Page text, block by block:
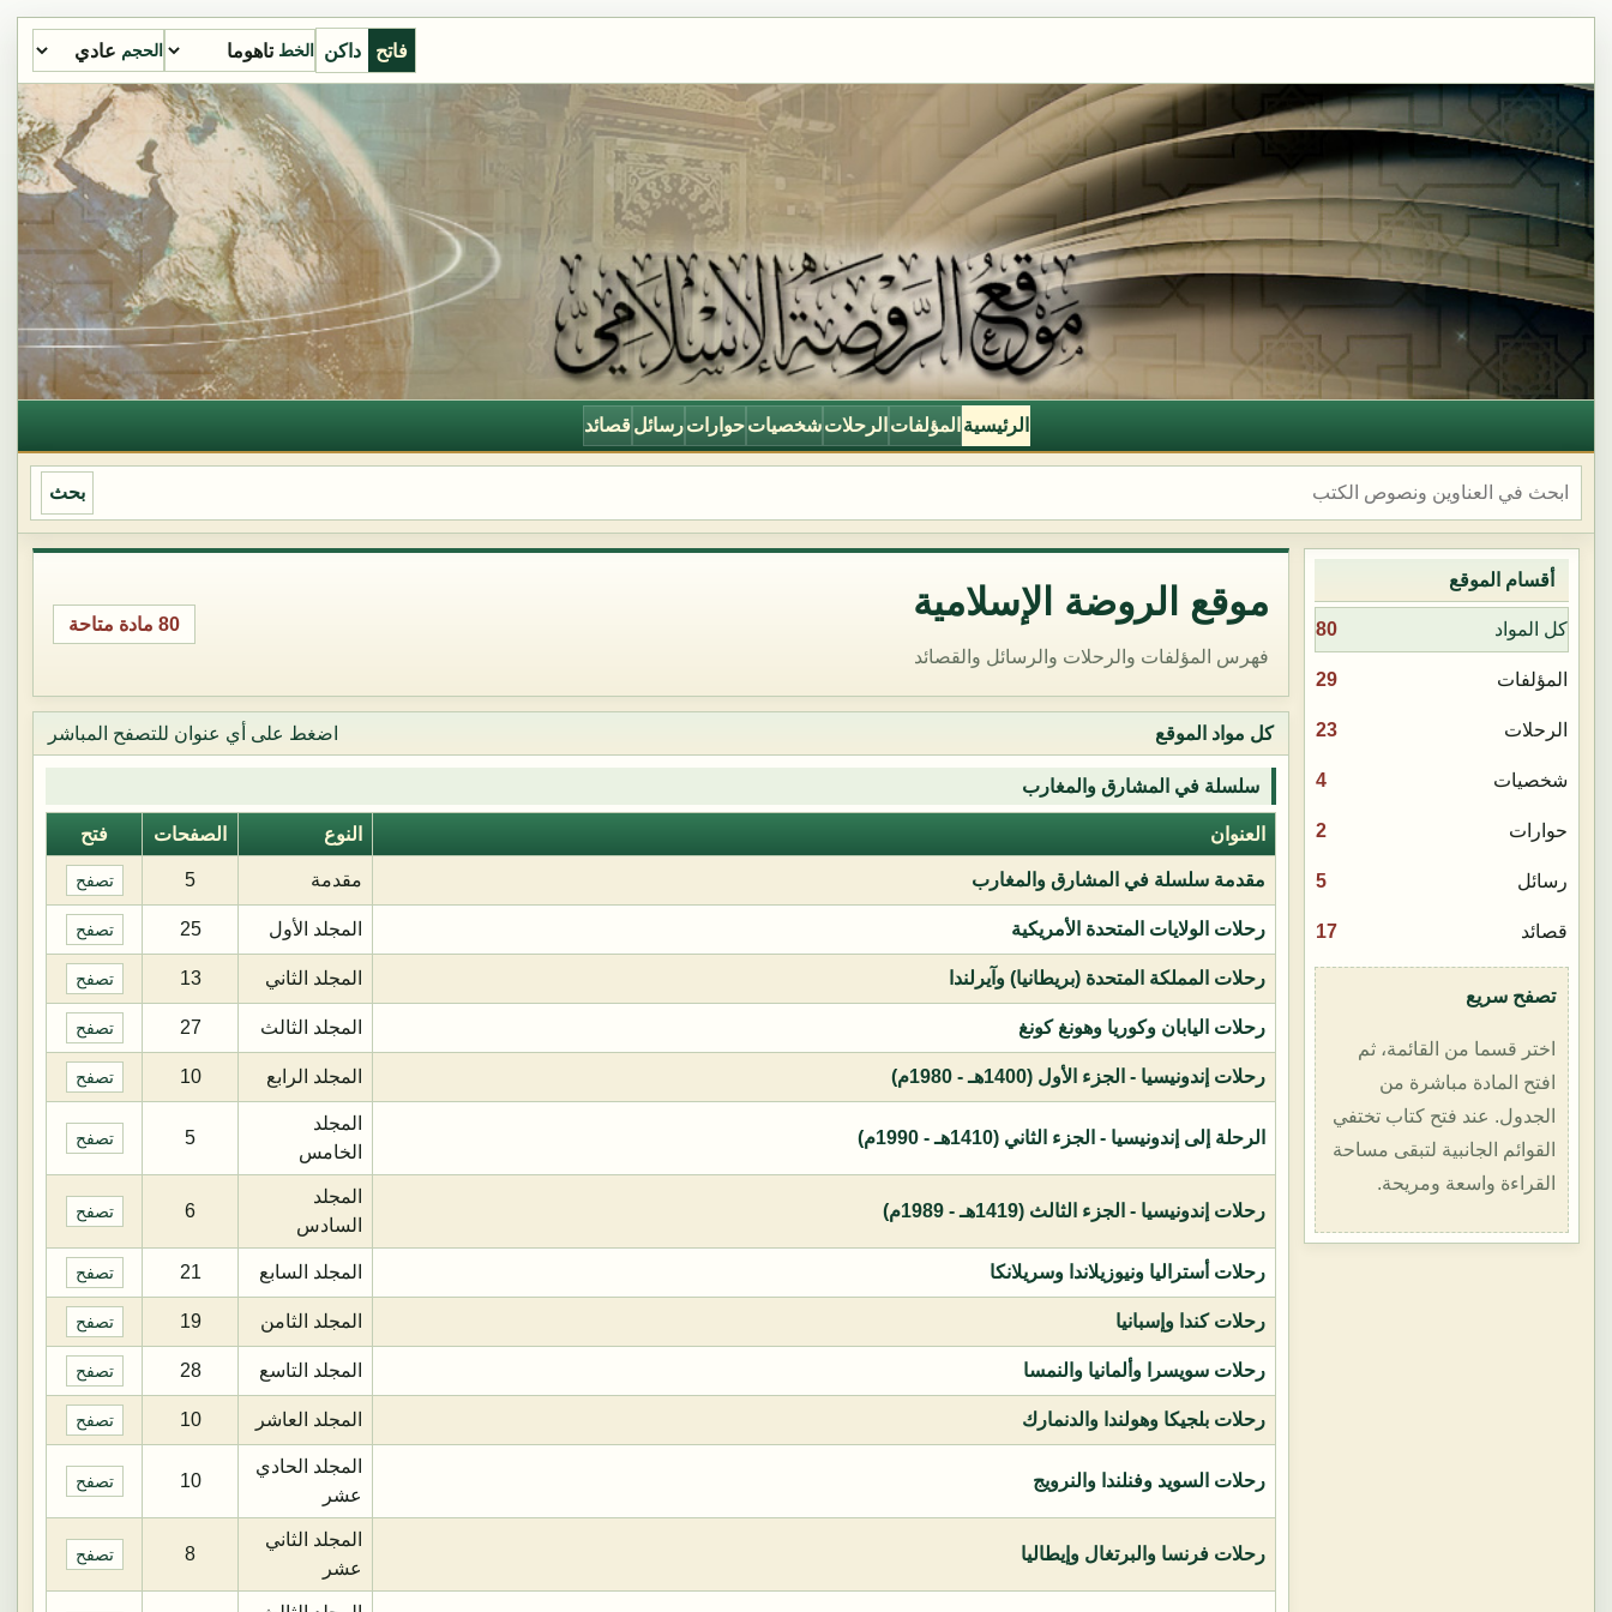
فاتح داكن الخط الحجم
الرئيسية المؤلفات الرحلات شخصيات حوارات رسائل قصائد
بحث
أقسام الموقع
كل المواد 80
المؤلفات 29
الرحلات 23
شخصيات 4
حوارات 2
رسائل 5
قصائد 17
تصفح سريع
اختر قسما من القائمة، ثم
افتح المادة مباشرة من
الجدول. عند فتح كتاب تختفي
القوائم الجانبية لتبقى مساحة
القراءة واسعة ومريحة.
موقع الروضة الإسلامية
فهرس المؤلفات والرحلات والرسائل والقصائد
80 مادة متاحة
كل مواد الموقع اضغط على أي عنوان للتصفح المباشر
سلسلة في المشارق والمغارب
العنوان النوع الصفحات فتح
مقدمة سلسلة في المشارق والمغارب مقدمة 5 تصفح
رحلات الولايات المتحدة الأمريكية المجلد الأول 25 تصفح
رحلات المملكة المتحدة (بريطانيا) وآيرلندا المجلد الثاني 13 تصفح
رحلات اليابان وكوريا وهونغ كونغ المجلد الثالث 27 تصفح
رحلات إندونيسيا - الجزء الأول (1400هـ - 1980م) المجلد الرابع 10 تصفح
الرحلة إلى إندونيسيا - الجزء الثاني (1410هـ - 1990م)
المجلد
الخامس
5 تصفح
رحلات إندونيسيا - الجزء الثالث (1419هـ - 1989م)
المجلد
السادس
6 تصفح
رحلات أستراليا ونيوزيلاندا وسريلانكا المجلد السابع 21 تصفح
رحلات كندا وإسبانيا المجلد الثامن 19 تصفح
رحلات سويسرا وألمانيا والنمسا المجلد التاسع 28 تصفح
رحلات بلجيكا وهولندا والدنمارك المجلد العاشر 10 تصفح
رحلات السويد وفنلندا والنرويج
المجلد الحادي
عشر
10 تصفح
رحلات فرنسا والبرتغال وإيطاليا
المجلد الثاني
عشر
8 تصفح